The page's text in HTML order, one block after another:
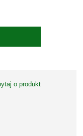
o produkt